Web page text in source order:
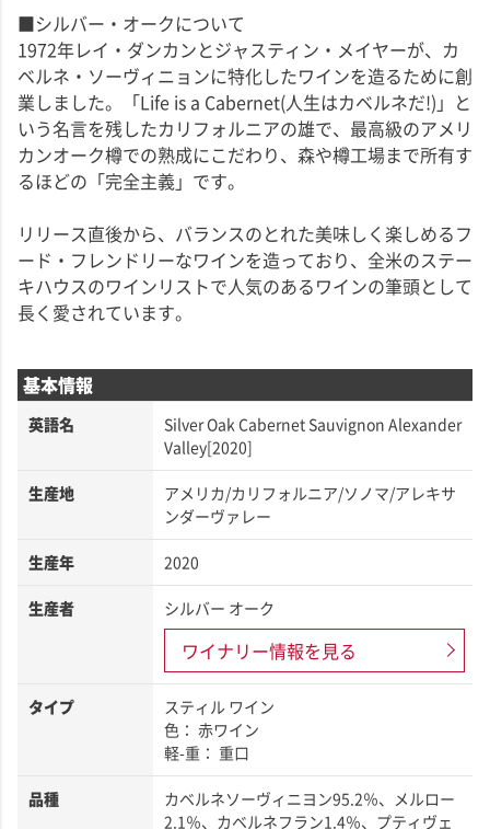
■シルバー・オークについて
1972年レイ・ダンカンとジャスティン・メイヤーが、カ
ベルネ・ソーヴィニョンに特化したワインを造るために創
業しました。「Life is a Cabernet(人生はカベルネだ!)」と
いう名言を残したカリフォルニアの雄で、最高級のアメリ
カンオーク樽での熟成にこだわり、森や樽工場まで所有す
るほどの「完全主義」です。
リリース直後から、バランスのとれた美味しく楽しめるフ
ード・フレンドリーなワインを造っており、全米のステー
キハウスのワインリストで人気のあるワインの筆頭として
長く愛されています。
基本情報
英語名
Silver Oak Cabernet Sauvignon Alexander
Valley[2020]
生産地
アメリカ/カリフォルニア/ソノマ/アレキサ
ンダーヴァレー
生産年 2020
生産者 シルバー オーク
ワイナリー情報を見る
タイプ
スティル ワイン
色： 赤ワイン
軽-重： 重口
品種
カベルネソーヴィニヨン95.2％、メルロー
2.1％、カベルネフラン1.4％、プティヴェ